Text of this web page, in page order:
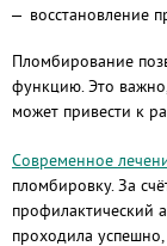
восстановление
Пломбирование
функцию. Это
может привести к
Современное
пломбировку. За
профилактический
проходила